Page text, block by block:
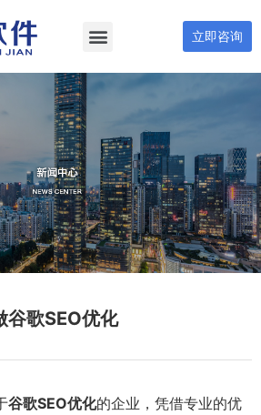
立即咨询
谷歌SEO优化
谷歌SEO优化的企业，凭借专业的优